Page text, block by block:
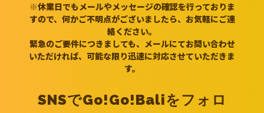
※休業日でもメールやメッセージの確認を行っておりま
すので、何かご不明点がございましたら、お気軽にご連
絡ください。
緊急のご要件につきましても、メールにてお問い合わせ
いただければ、可能な限り迅速に対応させていただきま
す。
SNSでGo!Go!Baliをフォロ